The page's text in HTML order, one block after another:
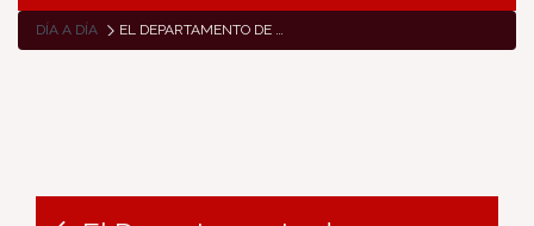
DÍA A DÍA EL DEPARTAMENTO DE EDUCACIÓN OFRECE UN PACTO EDUCATIVO HASTA 2028 CON REBAJA LINEAL DE RATIOS DESDE 1º DE INFANTIL, CONSOLIDACIÓN ANUAL DE 1.000 HORAS DE REFUERZO Y MENOS TRABAJO BUROCRÁTICO